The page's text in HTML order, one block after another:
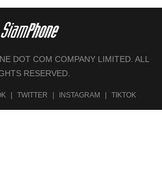
DOT COM COMPANY LIMITED. ALL
RESERVED.
| TWITTER | INSTAGRAM | TIKTOK